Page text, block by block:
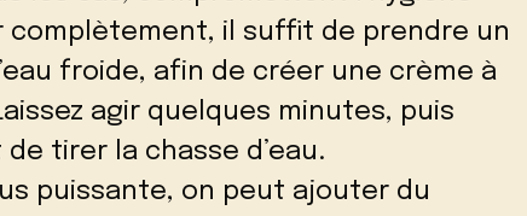
complètement, il suffit de prendre un
froide, afin de créer une crème à
agir quelques minutes, puis
tirer la chasse d’eau.
puissante, on peut ajouter du